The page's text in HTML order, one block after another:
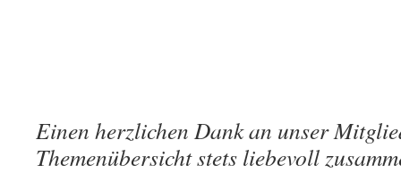
Einen herzlichen Dank an unser
Themenübersicht stets liebevoll